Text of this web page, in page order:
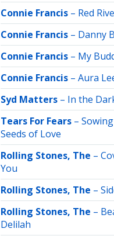
Connie Francis – Red
Connie Francis – Danny
Connie Francis – My
Connie Francis – Aura
Syd Matters – In the
Tears For Fears –
Seeds of Love
Rolling Stones, The –
You
Rolling Stones, The –
Rolling Stones, The –
Delilah